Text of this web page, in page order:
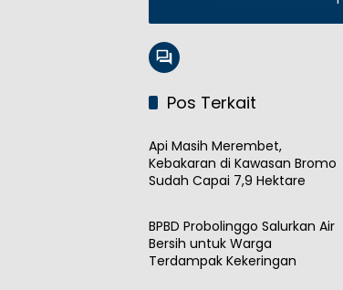
Pos Terkait
Daerah
Api Masih Merembet,
Kebakaran di Kawasan Bromo
Sudah Capai 7,9 Hektare
Daerah
BPBD Probolinggo Salurkan Air
Bersih untuk Warga
Terdampak Kekeringan